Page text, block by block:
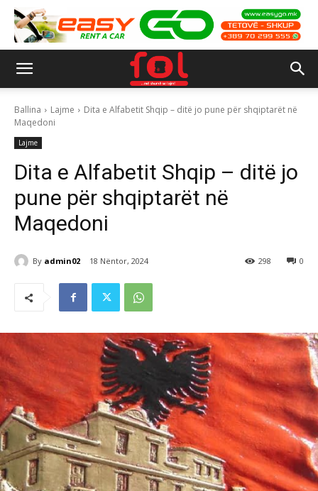
Ballina Lajme
Dita e Alfabetit Shqip – ditë jo pune për shqiptarët në
Maqedoni
Lajme
Dita e Alfabetit Shqip – ditë jo
pune për shqiptarët në
Maqedoni
By admin02 18 Nëntor, 2024 0
298